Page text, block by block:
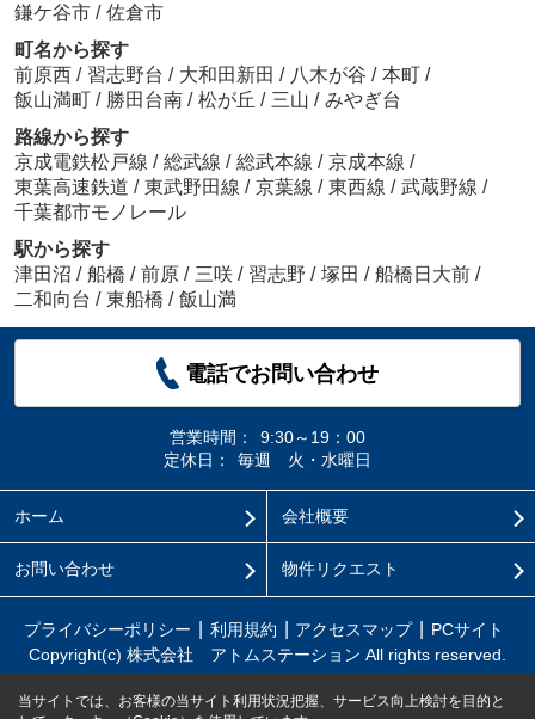
鎌ケ谷市 / 佐倉市
町名から探す
前原西 / 習志野台 / 大和田新田 / 八木が谷 / 本町 /
飯山満町 / 勝田台南 / 松が丘 / 三山 / みやぎ台
路線から探す
京成電鉄松戸線 / 総武線 / 総武本線 / 京成本線 /
東葉高速鉄道 / 東武野田線 / 京葉線 / 東西線 / 武蔵野線 /
千葉都市モノレール
駅から探す
津田沼 / 船橋 / 前原 / 三咲 / 習志野 / 塚田 / 船橋日大前 /
二和向台 / 東船橋 / 飯山満
電話でお問い合わせ
営業時間：
9:30～19：00
定休日：
毎週 火・水曜日
ホーム 会社概要
お問い合わせ 物件リクエスト
プライバシーポリシー 利用規約 アクセスマップ
PCサイト
Copyright(c) 株式会社 アトムステーション All rights reserved.
当サイトでは、お客様の当サイト利用状況把握、サービス向上検討を目的と